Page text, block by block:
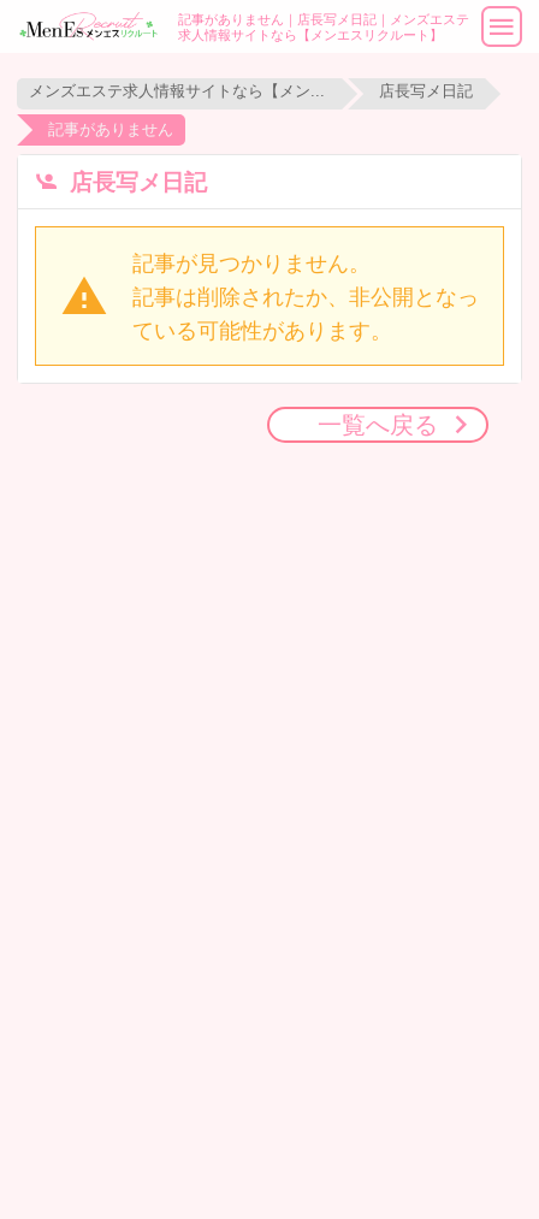
記事がありません｜店長写メ日記｜メンズエステ
求人情報サイトなら【メンエスリクルート】
店長写メ日記
記事がありません
店長写メ日記
記事が見つかりません。
記事は削除されたか、非公開となっ
ている可能性があります。
一覧へ戻る